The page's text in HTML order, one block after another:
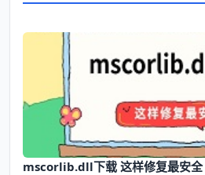
mscorlib.dll下载 这样修复最安全